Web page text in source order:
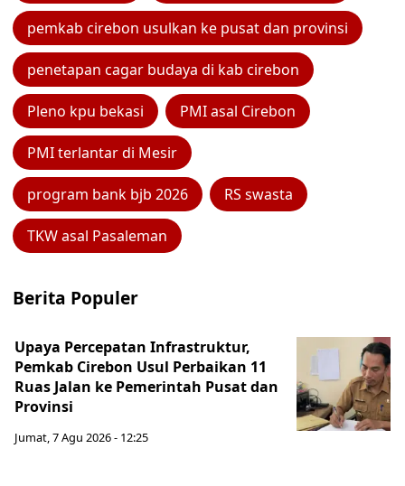
pemkab cirebon usulkan ke pusat dan provinsi
penetapan cagar budaya di kab cirebon
Pleno kpu bekasi PMI asal Cirebon
PMI terlantar di Mesir
program bank bjb 2026 RS swasta
TKW asal Pasaleman
Berita Populer
Upaya Percepatan Infrastruktur,
Pemkab Cirebon Usul Perbaikan 11
Ruas Jalan ke Pemerintah Pusat dan
Provinsi
Jumat, 7 Agu 2026 - 12:25